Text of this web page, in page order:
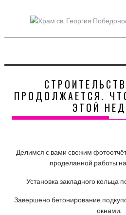
ПРОДОЛЖАЕТСЯ.
ЭТОЙ
Делимся с вами свежим
проделанной работы
Установка закладного кольца
Завершено бетонирование
окнами.